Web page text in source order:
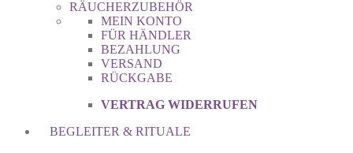
RÄUCHERZUBEHÖR
MEIN KONTO
FÜR HÄNDLER
BEZAHLUNG
VERSAND
RÜCKGABE
VERTRAG WIDERRUFEN
BEGLEITER & RITUALE